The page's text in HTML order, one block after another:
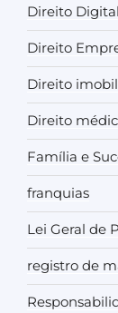
Direito Digital
Direito
Direito
Direito
Família e
franquias
Lei Geral de
registro de